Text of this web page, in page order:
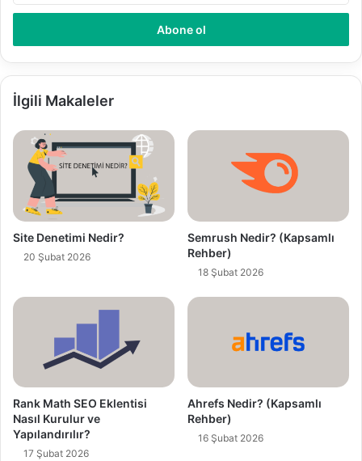
P
s
t
a
r
i
z
r
İlgili Makaleler
Site Denetimi Nedir?
20 Şubat 2026
Semrush Nedir? (Kapsamlı
Rehber)
18 Şubat 2026
Rank Math SEO Eklentisi
Nasıl Kurulur ve
Yapılandırılır?
17 Şubat 2026
Ahrefs Nedir? (Kapsamlı
Rehber)
16 Şubat 2026